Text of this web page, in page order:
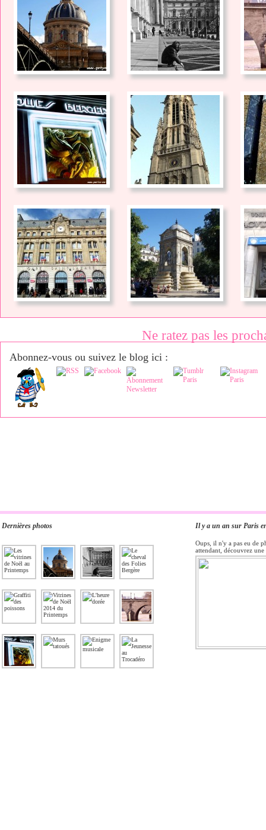
Ne ratez pas les
Abonnez-vous ou suivez le blog ici :
Dernières photos Il y a un an sur Paris
Oups, il n'y a pas eu de
attendant, découvrez